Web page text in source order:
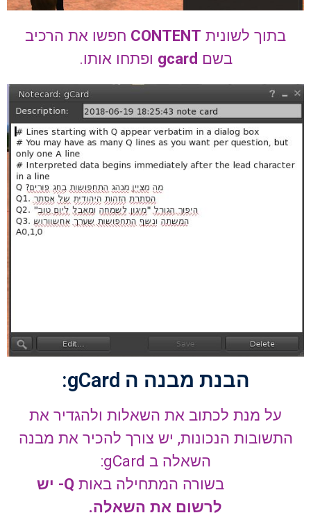
בתוך לשונית CONTENT חפשו את הרכיב
בשם gcard ופתחו אותו.
הבנת מבנה ה gCard:
על מנת לכתוב את השאלות ולהגדיר את
התשובות הנכונות, יש צורך להכיר את מבנה
השאלה ב gCard:
בשורה המתחילה באות
Q- יש
לרשום את השאלה.